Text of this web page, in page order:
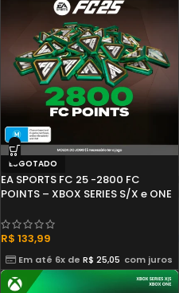
ESGOTADO
EA SPORTS FC 25 -2800 FC
POINTS – XBOX SERIES S/X e ONE
R$ 133,99
Em até 6x deR$ 25,05 com juros